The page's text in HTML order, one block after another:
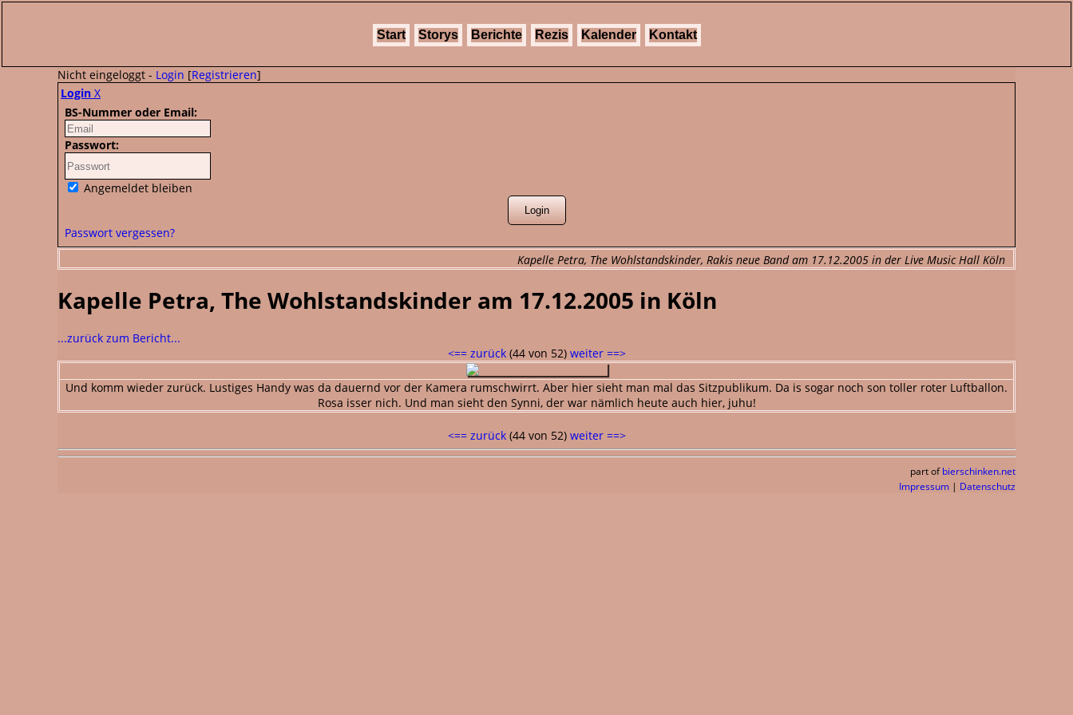
Start Storys Berichte Rezis Kalender Kontakt
Nicht eingeloggt - Login [Registrieren]
Login X
BS-Nummer oder Email:
Passwort:
Angemeldet bleiben
Passwort vergessen?
Kapelle Petra, The Wohlstandskinder, Rakis neue Band am 17.12.2005 in der Live Music Hall Köln
Kapelle Petra, The Wohlstandskinder am 17.12.2005 in Köln
...zurück zum Bericht...
<== zurück(44 von 52) weiter ==>
Und komm wieder zurück. Lustiges Handy was da dauernd vor der Kamera rumschwirrt. Aber hier sieht man mal das Sitzpublikum. Da is sogar noch son toller roter Luftballon.
Rosa isser nich. Und man sieht den Synni, der war nämlich heute auch hier, juhu!
<== zurück(44 von 52) weiter ==>
part of bierschinken.net
Impressum | Datenschutz